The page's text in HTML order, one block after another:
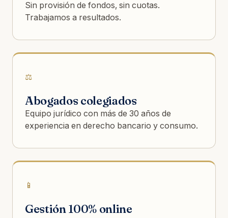
Sin provisión de fondos, sin cuotas.
Trabajamos a resultados.
⚖️
Abogados colegiados
Equipo jurídico con más de 30 años de
experiencia en derecho bancario y consumo.
📱
Gestión 100% online